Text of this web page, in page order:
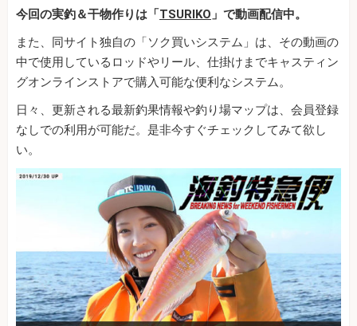
今回の実釣＆干物作りは「TSURIKO 」で動画配信中。
また、同サイト独自の「ソク買いシステム」は、その動画の
中で使用しているロッドやリール、仕掛けまでキャスティン
グオンラインストアで購入可能な便利なシステム。
日々、更新される最新釣果情報や釣り場マップは、会員登録
なしでの利用が可能だ。是非今すぐチェックしてみて欲し
い。